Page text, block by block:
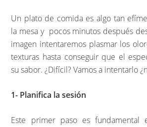
Un plato de comida es algo tan
la mesa y pocos minutos después
imagen intentaremos plasmar los
texturas hasta conseguir que el
su sabor. ¿Difícil? Vamos a intentarlo
1- Planifica la sesión
Este primer paso es fundamental